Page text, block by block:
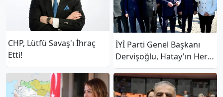
CHP, Lütfü Savaş'ı İhraç
Etti!
İYİ Parti Genel Başkanı
Dervişoğlu, Hatay'ın Her
Yönüyle Sembol Bir şehir